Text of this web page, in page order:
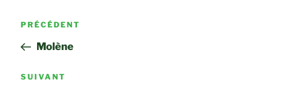
Navigation
l’article
Article
précédent
PRÉCÉDENT
Molène
Article
SUIVANT